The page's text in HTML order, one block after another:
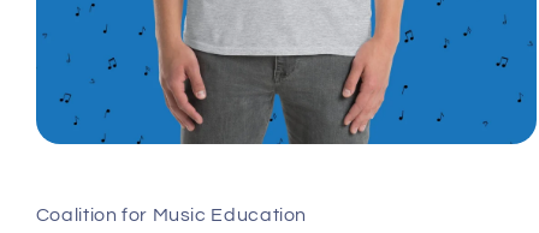
in
modal
Coalition for Music Education